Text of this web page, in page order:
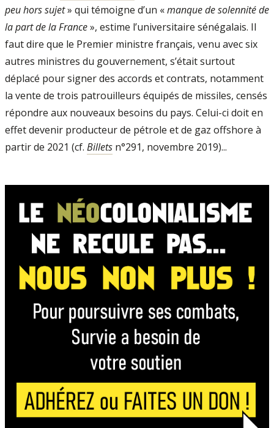
peu hors sujet» qui témoigne d’un «manque de so­lennité de
la part de la France», estime l’universitaire sénégalais. Il
faut dire que le Premier ministre français, venu avec six
autres ministres du gouvernement, s’était surtout
déplacé pour signer des accords et contrats, notamment
la vente de trois pa­trouilleurs équipés de missiles, censés
répondre aux nouveaux besoins du pays. Celui­-ci doit en
effet devenir producteur de pétrole et de gaz offshore à
partir de 2021 (cf. Billets n°291, novembre 2019)...